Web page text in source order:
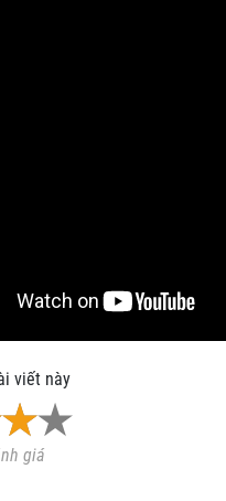
viết này
giá